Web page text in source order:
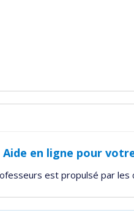
Aide en ligne pour
est propulsé par les